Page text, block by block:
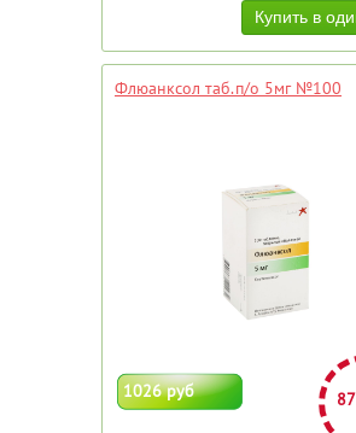
Флюанксол таб.п/о 5мг №100
1026 руб